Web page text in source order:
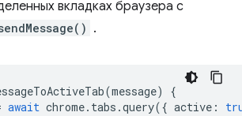
вкладках браузера с
.
(message)
{
await chrome. tabs .query({ active :